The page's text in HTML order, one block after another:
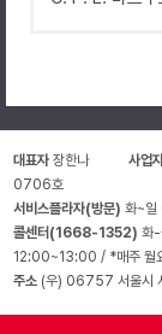
대표자장한나 사업
0706호
서비스플라자(방문)화~일
콜센터(1668-1352)화
12:00~13:00 / *매주 월
주소 (우) 06757 서울시